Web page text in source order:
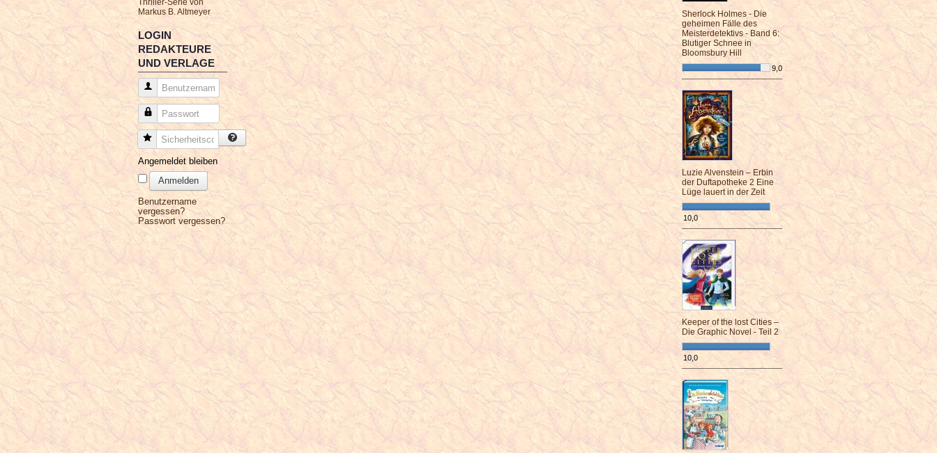
Thriller-Serie von
Markus B. Altmeyer
LOGIN
REDAKTEURE
UND VERLAGE
Benutzername
Passwort
Sicherheitscode
Angemeldet bleiben
Anmelden
Benutzername
vergessen?
Passwort vergessen?
Sherlock Holmes - Die
geheimen Fälle des
Meisterdetektivs - Band 6:
Blutiger Schnee in
Bloomsbury Hill
9,0
¯¯¯¯¯¯¯¯¯¯¯¯¯¯¯¯¯¯¯¯¯¯¯¯
Luzie Alvenstein – Erbin
der Duftapotheke 2 Eine
Lüge lauert in der Zeit
10,0
¯¯¯¯¯¯¯¯¯¯¯¯¯¯¯¯¯¯¯¯¯¯¯¯
Keeper of the lost Cities –
Die Graphic Novel - Teil 2
10,0
¯¯¯¯¯¯¯¯¯¯¯¯¯¯¯¯¯¯¯¯¯¯¯¯